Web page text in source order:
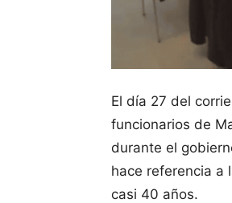
El día 27 del
funcionarios de
durante el
hace referencia a
casi 40 años.